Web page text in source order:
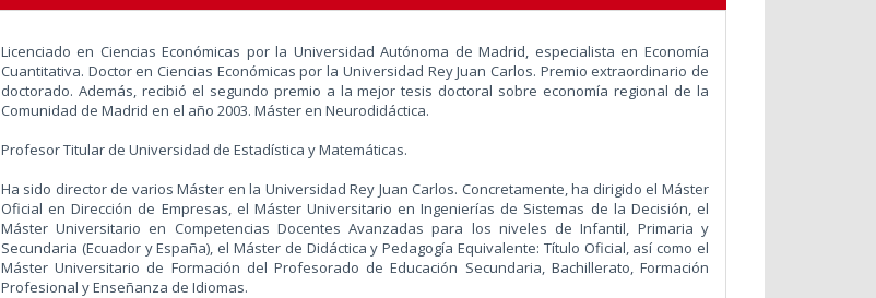
Licenciado en Ciencias Económicas por la Universidad Autónoma de Madrid, especialista en Economía
Cuantitativa. Doctor en Ciencias Económicas por la Universidad Rey Juan Carlos. Premio extraordinario de
doctorado. Además, recibió el segundo premio a la mejor tesis doctoral sobre economía regional de la
Comunidad de Madrid en el año 2003. Máster en Neurodidáctica.
Profesor Titular de Universidad de Estadística y Matemáticas.
Ha sido director de varios Máster en la Universidad Rey Juan Carlos. Concretamente, ha dirigido el Máster
Oficial en Dirección de Empresas, el Máster Universitario en Ingenierías de Sistemas de la Decisión, el
Máster Universitario en Competencias Docentes Avanzadas para los niveles de Infantil, Primaria y
Secundaria (Ecuador y España), el Máster de Didáctica y Pedagogía Equivalente: Título Oficial, así como el
Máster Universitario de Formación del Profesorado de Educación Secundaria, Bachillerato, Formación
Profesional y Enseñanza de Idiomas.